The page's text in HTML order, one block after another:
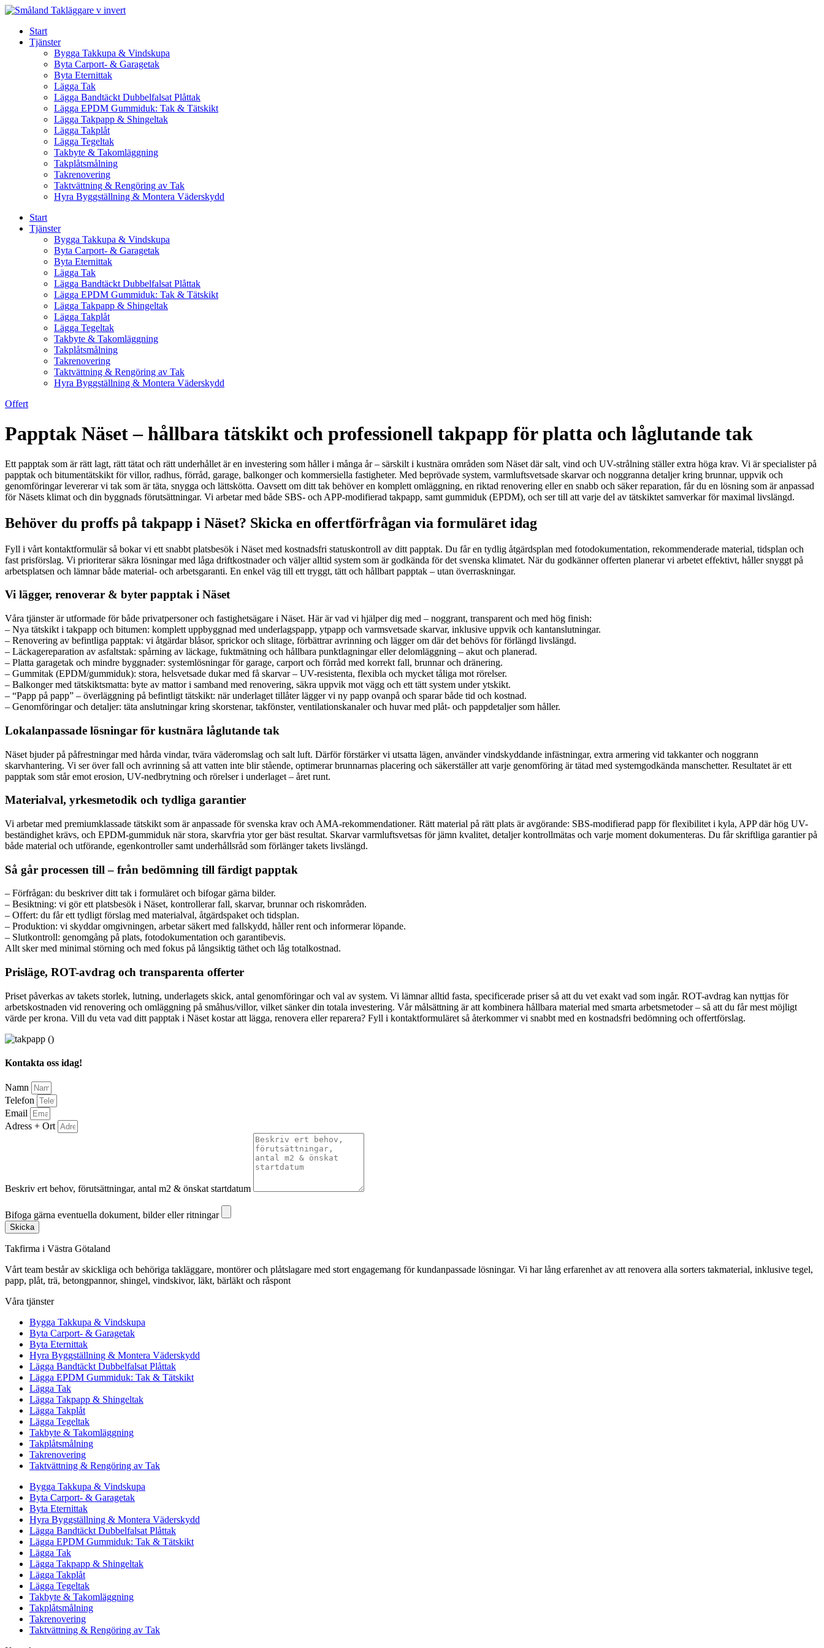
Skip
contentStart
Tjänster
Bygga Takkupa & Vindskupa
Byta Carport- & Garagetak
Byta Eternittak
Lägga Tak
Lägga Bandtäckt Dubbelfalsat Plåttak
Lägga EPDM Gummiduk: Tak & Tätskikt
Lägga Takpapp & Shingeltak
Lägga Takplåt
Lägga Tegeltak
Takbyte & Takomläggning
Takplåtsmålning
Takrenovering
Taktvättning & Rengöring av Tak
Hyra Byggställning & Montera Väderskydd
Start
Tjänster
Bygga Takkupa & Vindskupa
Byta Carport- & Garagetak
Byta Eternittak
Lägga Tak
Lägga Bandtäckt Dubbelfalsat Plåttak
Lägga EPDM Gummiduk: Tak & Tätskikt
Lägga Takpapp & Shingeltak
Lägga Takplåt
Lägga Tegeltak
Takbyte & Takomläggning
Takplåtsmålning
Takrenovering
Taktvättning & Rengöring av Tak
Hyra Byggställning & Montera Väderskydd
Offert
Papptak Näset – hållbara tätskikt och professionell takpapp för platta och låglutande tak
Ett papptak som är rätt lagt, rätt tätat och rätt underhållet är en investering som håller i många år – särskilt i kustnära områden som Näset där salt, vind och UV-strålning ställer extra höga krav. Vi är specialister på
papptak och bitumentätskikt för villor, radhus, förråd, garage, balkonger och kommersiella fastigheter. Med beprövade system, varmluftsvetsade skarvar och noggranna detaljer kring brunnar, uppvik och
genomföringar levererar vi tak som är täta, snygga och lättskötta. Oavsett om ditt tak behöver en komplett omläggning, en riktad renovering eller en snabb och säker reparation, får du en lösning som är anpassad
för Näsets klimat och din byggnads förutsättningar. Vi arbetar med både SBS- och APP-modifierad takpapp, samt gummiduk (EPDM), och ser till att varje del av tätskiktet samverkar för maximal livslängd.
Behöver du proffs på takpapp i Näset? Skicka en offertförfrågan via formuläret idag
Fyll i vårt kontaktformulär så bokar vi ett snabbt platsbesök i Näset med kostnadsfri statuskontroll av ditt papptak. Du får en tydlig åtgärdsplan med fotodokumentation, rekommenderade material, tidsplan och
fast prisförslag. Vi prioriterar säkra lösningar med låga driftkostnader och väljer alltid system som är godkända för det svenska klimatet. När du godkänner offerten planerar vi arbetet effektivt, håller snyggt på
arbetsplatsen och lämnar både material- och arbetsgaranti. En enkel väg till ett tryggt, tätt och hållbart papptak – utan överraskningar.
Vi lägger, renoverar & byter papptak i Näset
Våra tjänster är utformade för både privatpersoner och fastighetsägare i Näset. Här är vad vi hjälper dig med – noggrant, transparent och med hög finish:
– Nya tätskikt i takpapp och bitumen: komplett uppbyggnad med underlagspapp, ytpapp och varmsvetsade skarvar, inklusive uppvik och kantanslutningar.
– Renovering av befintliga papptak: vi åtgärdar blåsor, sprickor och slitage, förbättrar avrinning och lägger om där det behövs för förlängd livslängd.
– Läckagereparation av asfaltstak: spårning av läckage, fuktmätning och hållbara punktlagningar eller delomläggning – akut och planerad.
– Platta garagetak och mindre byggnader: systemlösningar för garage, carport och förråd med korrekt fall, brunnar och dränering.
– Gummitak (EPDM/gummiduk): stora, helsvetsade dukar med få skarvar – UV-resistenta, flexibla och mycket tåliga mot rörelser.
– Balkonger med tätskiktsmatta: byte av mattor i samband med renovering, säkra uppvik mot vägg och ett tätt system under ytskikt.
– “Papp på papp” – överläggning på befintligt tätskikt: när underlaget tillåter lägger vi ny papp ovanpå och sparar både tid och kostnad.
– Genomföringar och detaljer: täta anslutningar kring skorstenar, takfönster, ventilationskanaler och huvar med plåt- och pappdetaljer som håller.
Lokalanpassade lösningar för kustnära låglutande tak
Näset bjuder på påfrestningar med hårda vindar, tvära väderomslag och salt luft. Därför förstärker vi utsatta lägen, använder vindskyddande infästningar, extra armering vid takkanter och noggrann
skarvhantering. Vi ser över fall och avrinning så att vatten inte blir stående, optimerar brunnarnas placering och säkerställer att varje genomföring är tätad med systemgodkända manschetter. Resultatet är ett
papptak som står emot erosion, UV-nedbrytning och rörelser i underlaget – året runt.
Materialval, yrkesmetodik och tydliga garantier
Vi arbetar med premiumklassade tätskikt som är anpassade för svenska krav och AMA-rekommendationer. Rätt material på rätt plats är avgörande: SBS-modifierad papp för flexibilitet i kyla, APP där hög UV-
beständighet krävs, och EPDM-gummiduk när stora, skarvfria ytor ger bäst resultat. Skarvar varmluftsvetsas för jämn kvalitet, detaljer kontrollmätas och varje moment dokumenteras. Du får skriftliga garantier på
både material och utförande, egenkontroller samt underhållsråd som förlänger takets livslängd.
Så går processen till – från bedömning till färdigt papptak
– Förfrågan: du beskriver ditt tak i formuläret och bifogar gärna bilder.
– Besiktning: vi gör ett platsbesök i Näset, kontrollerar fall, skarvar, brunnar och riskområden.
– Offert: du får ett tydligt förslag med materialval, åtgärdspaket och tidsplan.
– Produktion: vi skyddar omgivningen, arbetar säkert med fallskydd, håller rent och informerar löpande.
– Slutkontroll: genomgång på plats, fotodokumentation och garantibevis.
Allt sker med minimal störning och med fokus på långsiktig täthet och låg totalkostnad.
Prisläge, ROT-avdrag och transparenta offerter
Priset påverkas av takets storlek, lutning, underlagets skick, antal genomföringar och val av system. Vi lämnar alltid fasta, specificerade priser så att du vet exakt vad som ingår. ROT-avdrag kan nyttjas för
arbetskostnaden vid renovering och omläggning på småhus/villor, vilket sänker din totala investering. Vår målsättning är att kombinera hållbara material med smarta arbetsmetoder – så att du får mest möjligt
värde per krona. Vill du veta vad ditt papptak i Näset kostar att lägga, renovera eller reparera? Fyll i kontaktformuläret så återkommer vi snabbt med en kostnadsfri bedömning och offertförslag.
Kontakta oss idag!
Namn
Telefon
Email
Adress + Ort
Beskriv ert behov, förutsättningar, antal m2 & önskat startdatum
Bifoga gärna eventuella dokument, bilder eller ritningar
Skicka
Takfirma i Västra Götaland
Vårt team består av skickliga och behöriga takläggare, montörer och plåtslagare med stort engagemang för kundanpassade lösningar. Vi har lång erfarenhet av att renovera alla sorters takmaterial, inklusive tegel,
papp, plåt, trä, betongpannor, shingel, vindskivor, läkt, bärläkt och råspont
Våra tjänster
Bygga Takkupa & Vindskupa
Byta Carport- & Garagetak
Byta Eternittak
Hyra Byggställning & Montera Väderskydd
Lägga Bandtäckt Dubbelfalsat Plåttak
Lägga EPDM Gummiduk: Tak & Tätskikt
Lägga Tak
Lägga Takpapp & Shingeltak
Lägga Takplåt
Lägga Tegeltak
Takbyte & Takomläggning
Takplåtsmålning
Takrenovering
Taktvättning & Rengöring av Tak
Bygga Takkupa & Vindskupa
Byta Carport- & Garagetak
Byta Eternittak
Hyra Byggställning & Montera Väderskydd
Lägga Bandtäckt Dubbelfalsat Plåttak
Lägga EPDM Gummiduk: Tak & Tätskikt
Lägga Tak
Lägga Takpapp & Shingeltak
Lägga Takplåt
Lägga Tegeltak
Takbyte & Takomläggning
Takplåtsmålning
Takrenovering
Taktvättning & Rengöring av Tak